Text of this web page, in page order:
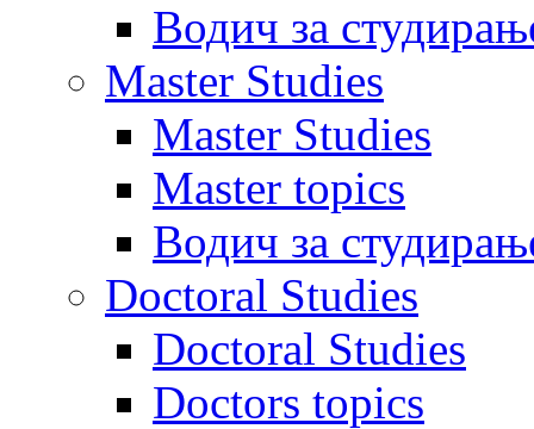
Водич за
Master Studies
Master Studies
Master topics
Водич за
Doctoral Studies
Doctoral Studies
Doctors topics